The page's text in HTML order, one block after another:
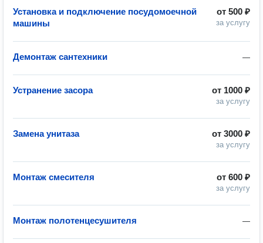
от 500 ₽
за услугу
Установка и подключение посудомоечной
машины
—
Демонтаж сантехники
от 1000 ₽
за услугу
Устранение засора
от 3000 ₽
за услугу
Замена унитаза
от 600 ₽
за услугу
Монтаж смесителя
—
Монтаж полотенцесушителя